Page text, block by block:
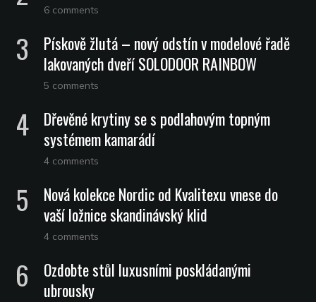
6 comments
Pískově žlutá – nový odstín v modelové řadě
lakovaných dveří SOLODOOR RAINBOW
5 comments
Dřevěné krytiny se s podlahovým topným
systémem kamarádí
4 comments
Nová kolekce Nordic od Kvalitexu vnese do
vaší ložnice skandinávský klid
4 comments
Ozdobte stůl luxusními poskládanými
ubrousky